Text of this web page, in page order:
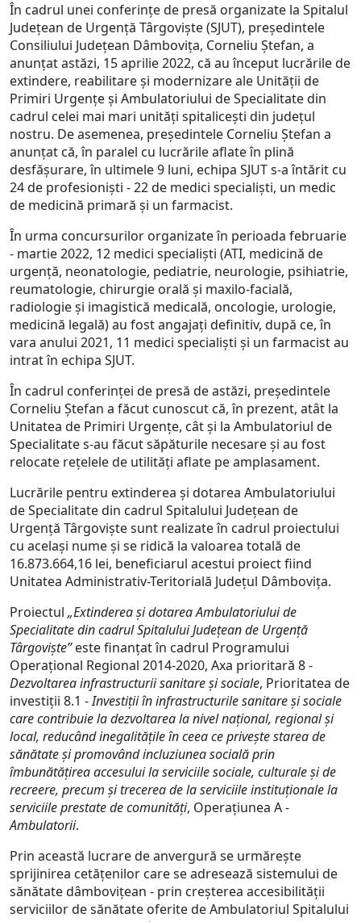
În cadrul unei conferințe de presă organizate la Spitalul
Județean de Urgență Târgoviște (SJUT), președintele
Consiliului Județean Dâmbovița, Corneliu Ștefan, a
anunțat astăzi, 15 aprilie 2022, că au început lucrările de
extindere, reabilitare și modernizare ale Unității de
Primiri Urgențe și Ambulatoriului de Specialitate din
cadrul celei mai mari unități spitalicești din județul
nostru. De asemenea, președintele Corneliu Ștefan a
anunțat că, în paralel cu lucrările aflate în plină
desfășurare, în ultimele 9 luni, echipa SJUT s-a întărit cu
24 de profesioniști - 22 de medici specialiști, un medic
de medicină primară și un farmacist.
În urma concursurilor organizate în perioada februarie
- martie 2022, 12 medici specialiști (ATI, medicină de
urgență, neonatologie, pediatrie, neurologie, psihiatrie,
reumatologie, chirurgie orală și maxilo-facială,
radiologie și imagistică medicală, oncologie, urologie,
medicină legală) au fost angajați definitiv, după ce, în
vara anului 2021, 11 medici specialiști și un farmacist au
intrat în echipa SJUT.
În cadrul conferinței de presă de astăzi, președintele
Corneliu Ștefan a făcut cunoscut că, în prezent, atât la
Unitatea de Primiri Urgențe, cât și la Ambulatoriul de
Specialitate s-au făcut săpăturile necesare și au fost
relocate rețelele de utilități aflate pe amplasament.
Lucrările pentru extinderea și dotarea Ambulatoriului
de Specialitate din cadrul Spitalului Județean de
Urgență Târgoviște sunt realizate în cadrul proiectului
cu același nume și se ridică la valoarea totală de
16.873.664,16 lei, beneficiarul acestui proiect fiind
Unitatea Administrativ-Teritorială Județul Dâmbovița.
Proiectul „Extinderea și dotarea Ambulatoriului de
Specialitate din cadrul Spitalului Județean de Urgență
Târgoviște”este finanțat în cadrul Programului
Operațional Regional 2014-2020, Axa prioritară 8 -
Dezvoltarea infrastructurii sanitare și sociale, Prioritatea de
investiții 8.1 -Investiții în infrastructurile sanitare și sociale
care contribuie la dezvoltarea la nivel național, regional și
local, reducând inegalitățile în ceea ce privește starea de
sănătate și promovând incluziunea socială prin
îmbunătățirea accesului la serviciile sociale, culturale și de
recreere, precum și trecerea de la serviciile instituționale la
serviciile prestate de comunități, Operațiunea A -
Ambulatorii.
Prin această lucrare de anvergură se urmărește
sprijinirea cetățenilor care se adresează sistemului de
sănătate dâmbovițean - prin creșterea accesibilității
serviciilor de sănătate oferite de Ambulatoriul Spitalului